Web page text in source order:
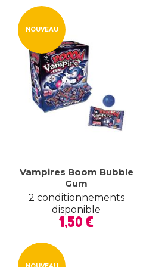
Vampires Boom Bubble
Gum
2 conditionnements
disponible
Prix
1,50 €
NOUVEAU